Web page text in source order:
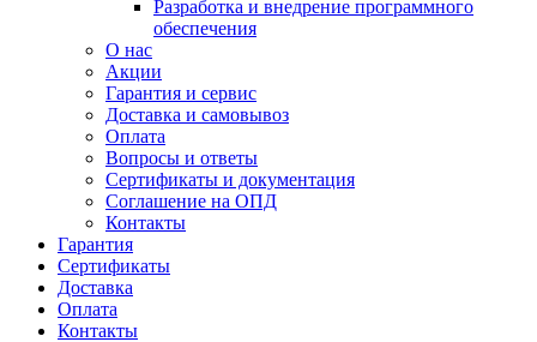
Разработка и внедрение программного
обеспечения
О нас
Акции
Гарантия и сервис
Доставка и самовывоз
Оплата
Вопросы и ответы
Сертификаты и документация
Соглашение на ОПД
Контакты
Гарантия
Сертификаты
Доставка
Оплата
Контакты